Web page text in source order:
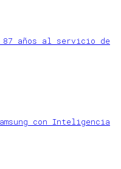
87 años al servicio de
con Inteligencia